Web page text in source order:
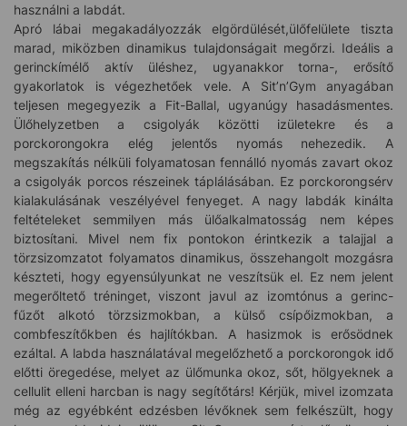
használni a labdát.
Apró lábai megakadályozzák elgördülését,ülőfelülete tiszta
marad, miközben dinamikus tulajdonságait megőrzi. Ideális a
gerinckímélő aktív üléshez, ugyanakkor torna-, erősítő
gyakorlatok is végezhetőek vele. A Sit’n’Gym anyagában
teljesen megegyezik a Fit-Ballal, ugyanúgy hasadásmentes.
Ülőhelyzetben a csigolyák közötti izületekre és a
porckorongokra elég jelentős nyomás nehezedik. A
megszakítás nélküli folyamatosan fennálló nyomás zavart okoz
a csigolyák porcos részeinek táplálásában. Ez porckorongsérv
kialakulásának veszélyével fenyeget. A nagy labdák kinálta
feltételeket semmilyen más ülőalkalmatosság nem képes
biztosítani. Mivel nem fix pontokon érintkezik a talajjal a
törzsizomzatot folyamatos dinamikus, összehangolt mozgásra
készteti, hogy egyensúlyunkat ne veszítsük el. Ez nem jelent
megerőltető tréninget, viszont javul az izomtónus a gerinc-
fűzőt alkotó törzsizmokban, a külső csípőizmokban, a
combfeszítőkben és hajlítókban. A hasizmok is erősödnek
ezáltal. A labda használatával megelőzhető a porckorongok idő
előtti öregedése, melyet az ülőmunka okoz, sőt, hölgyeknek a
cellulit elleni harcban is nagy segítőtárs! Kérjük, mivel izomzata
még az egyébként edzésben lévőknek sem felkészült, hogy